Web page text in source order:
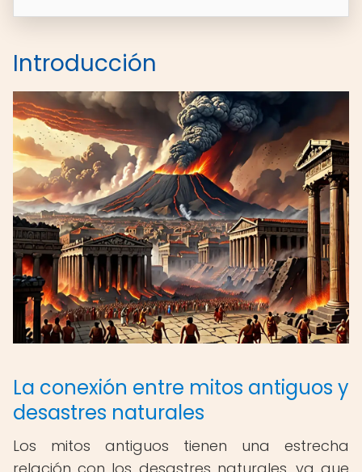
Introducción
La conexión entre mitos antiguos y
desastres naturales
Los mitos antiguos tienen una estrecha